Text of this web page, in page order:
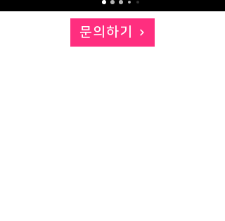
문의하기